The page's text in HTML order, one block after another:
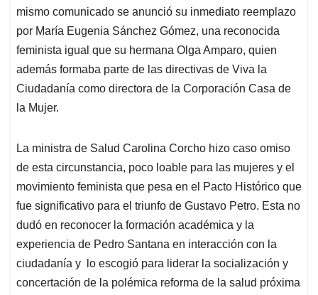
mismo comunicado se anunció su inmediato reemplazo
por María Eugenia Sánchez Gómez, una reconocida
feminista igual que su hermana Olga Amparo, quien
además formaba parte de las directivas de Viva la
Ciudadanía como directora de la Corporación Casa de
la Mujer.
La ministra de Salud Carolina Corcho hizo caso omiso
de esta circunstancia, poco loable para las mujeres y el
movimiento feminista que pesa en el Pacto Histórico que
fue significativo para el triunfo de Gustavo Petro. Esta no
dudó en reconocer la formación académica y la
experiencia de Pedro Santana en interacción con la
ciudadanía y lo escogió para liderar la socialización y
concertación de la polémica reforma de la salud próxima